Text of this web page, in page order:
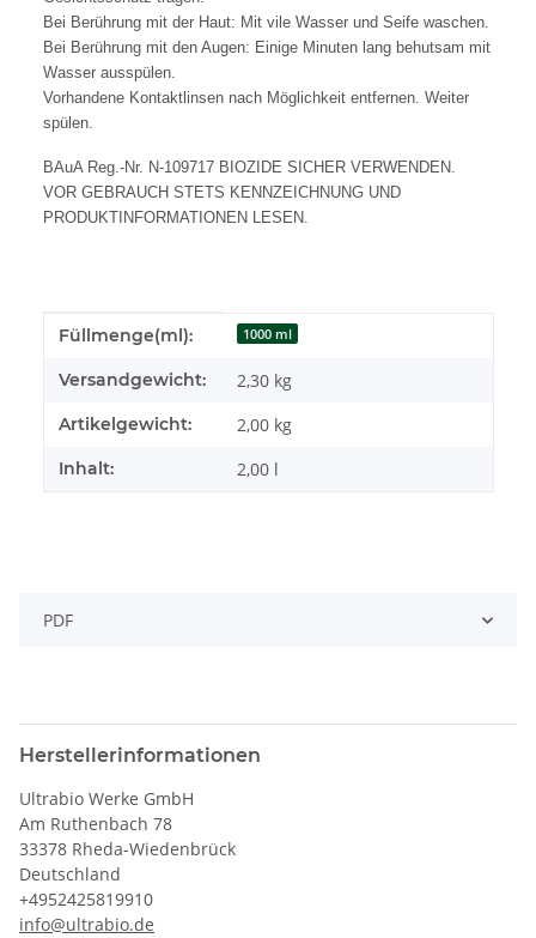
Bei Berührung mit der Haut: Mit vile Wasser und Seife waschen.
Bei Berührung mit den Augen: Einige Minuten lang behutsam mit
Wasser ausspülen.
Vorhandene Kontaktlinsen nach Möglichkeit entfernen. Weiter
spülen.
BAuA Reg.-Nr. N-109717 BIOZIDE SICHER VERWENDEN.
VOR GEBRAUCH STETS KENNZEICHNUNG UND
PRODUKTINFORMATIONEN LESEN.
Produkteigenschaft
Wert
Füllmenge(ml): 1000 ml
Versandgewicht: 2,30 kg
Artikelgewicht: 2,00 kg
Inhalt: 2,00 l
PDF
Herstellerinformationen
Ultrabio Werke GmbH
Am Ruthenbach 78
33378 Rheda-Wiedenbrück
Deutschland
+4952425819910
info@ultrabio.de